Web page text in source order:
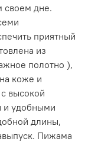
своем дне.
приятный
из
полотно ),
коже и
высокой
и удобными
длины,
Пижама